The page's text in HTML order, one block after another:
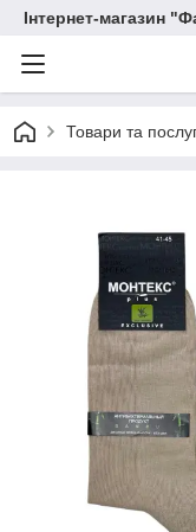
Інтернет-магазин
Товари та